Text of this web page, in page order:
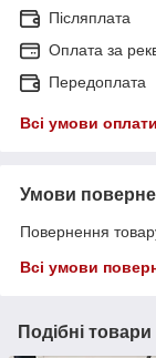
Післяплата
Оплата за
Передоплата
Всі умови оплати
Умови
Повернення
Всі умови
Подібні товари